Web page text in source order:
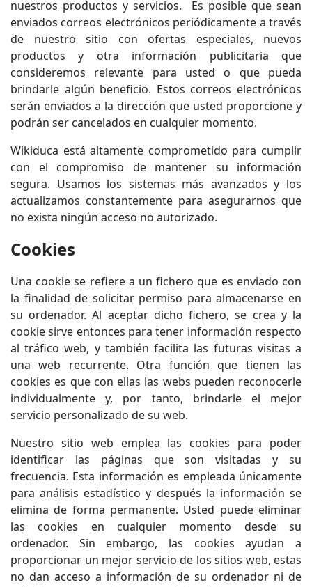
nuestros productos y servicios. Es posible que sean
enviados correos electrónicos periódicamente a través
de nuestro sitio con ofertas especiales, nuevos
productos y otra información publicitaria que
consideremos relevante para usted o que pueda
brindarle algún beneficio. Estos correos electrónicos
serán enviados a la dirección que usted proporcione y
podrán ser cancelados en cualquier momento.
Wikiduca está altamente comprometido para cumplir
con el compromiso de mantener su información
segura. Usamos los sistemas más avanzados y los
actualizamos constantemente para asegurarnos que
no exista ningún acceso no autorizado.
Cookies
Una cookie se refiere a un fichero que es enviado con
la finalidad de solicitar permiso para almacenarse en
su ordenador. Al aceptar dicho fichero, se crea y la
cookie sirve entonces para tener información respecto
al tráfico web, y también facilita las futuras visitas a
una web recurrente. Otra función que tienen las
cookies es que con ellas las webs pueden reconocerle
individualmente y, por tanto, brindarle el mejor
servicio personalizado de su web.
Nuestro sitio web emplea las cookies para poder
identificar las páginas que son visitadas y su
frecuencia. Esta información es empleada únicamente
para análisis estadístico y después la información se
elimina de forma permanente. Usted puede eliminar
las cookies en cualquier momento desde su
ordenador. Sin embargo, las cookies ayudan a
proporcionar un mejor servicio de los sitios web, estas
no dan acceso a información de su ordenador ni de